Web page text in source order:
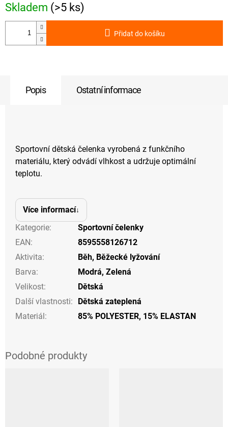
Skladem (>5 ks)
Přidat do košíku
Popis Ostatní informace
Sportovní dětská čelenka vyrobená z funkčního
materiálu, který odvádí vlhkost a udržuje optimální
teplotu.
Více informací
Kategorie:
Sportovní čelenky
EAN:
8595558126712
Aktivita: Běh, Běžecké lyžování
Barva: Modrá, Zelená
Velikost:
Dětská
Další vlastnosti:
Dětská zateplená
Materiál: 85% POLYESTER, 15% ELASTAN